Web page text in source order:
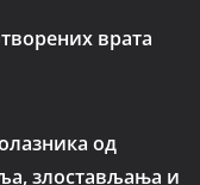
врата
од
злостављања и